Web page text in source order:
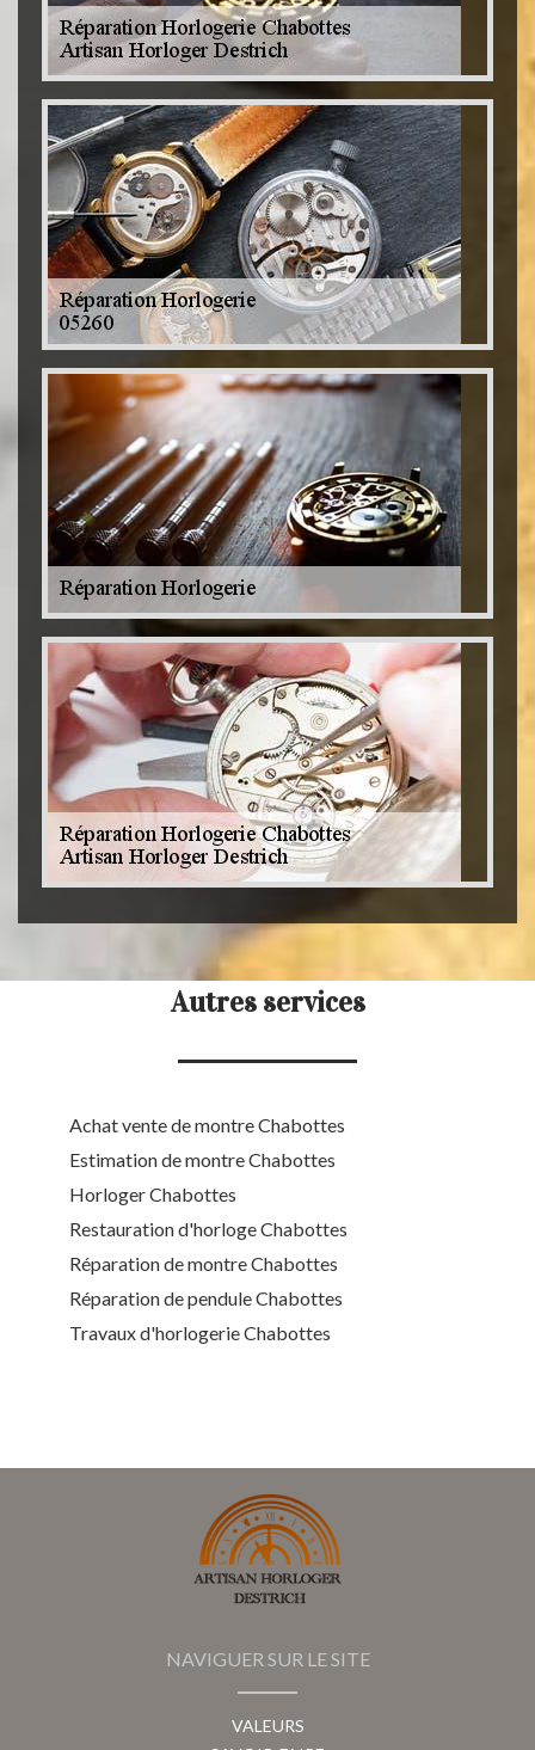
Autres services
Achat vente de montre Chabottes
Estimation de montre Chabottes
Horloger Chabottes
Restauration d'horloge Chabottes
Réparation de montre Chabottes
Réparation de pendule Chabottes
Travaux d'horlogerie Chabottes
NAVIGUER SUR LE SITE
VALEURS